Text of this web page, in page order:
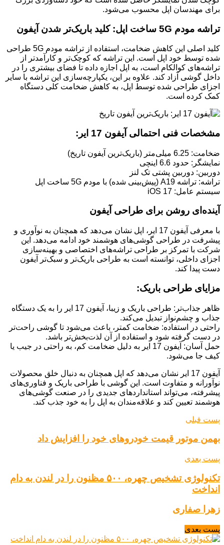
برای مهندسان اپل محسوب می‌شود.
تراشه مودم 5G ساخت اپل: کلید باریک‌تر شدن آیفون
کلید اصلی این کاهش ضخامت، استفاده از تراشه مودم 5G طراحی
شده توسط خود اپل است. این تراشه که کوچک‌تر و کارآمدتر از
تراشه‌های کوالکام است، به اپل اجازه داده تا فضای بیشتری را در
داخل گوشی آزاد کند. علاوه بر این، یکپارچه‌سازی این تراشه با سایر
اجزای طراحی شده توسط اپل، به کاهش ضخامت کلی دستگاه
کمک کرده است.
مشخصات فنی احتمالی آیفون 17 ایر:
ضخامت: 6.25 میلی‌متر (باریک‌ترین آیفون تاریخ)
نمایشگر: حدود 6.6 اینچی
دوربین: دوربین پشتی تک لنز
تراشه: تراشه A19 (پیش‌بینی شده) با مودم 5G ساخت اپل
سیستم عامل: iOS 17
آینده‌ای روشن برای طراحی آیفون
با معرفی آیفون 17 ایر، اپل نشان می‌دهد که همچنان به نوآوری و
پیشرفت در طراحی گوشی‌های هوشمند خود ادامه می‌دهد. این
شرکت با تمرکز بر طراحی تراشه‌های اختصاصی و بهینه‌سازی
اجزای داخلی، توانسته است به طراحی باریک‌تر و سبک‌تر آیفون
دست پیدا کند.
مزایای طراحی باریک:
ظاهر جذاب‌تر: طراحی باریک و زیبا، آیفون 17 ایر را به یک دستگاه
جذاب و چشم‌نواز تبدیل می‌کند.
راحتی در استفاده: ضخامت کمتر، باعث می‌شود تا گوشی راحت‌تر
در دست گرفته شود و استفاده از آن لذت‌بخش‌تر باشد.
حمل آسان: آیفون 17 ایر به دلیل ضخامت کم، به راحتی در جیب یا
کیف جا می‌شود.
آیفون 17 ایر نشان می‌دهد که اپل همچنان به دنبال خلق محصولات
نوآورانه و متفاوت است. این گوشی با طراحی باریک و فناوری‌های
پیشرفته، می‌تواند استانداردهای جدیدی را در صنعت گوشی‌های
هوشمند تعیین کند و علاقه‌مندان به اپل را به خود جذب کند.
پست قبلی
بهمن موتور قیمت خودروهای خود را افزایش داد
پست بعدی
تکنولوژی تشخیص چهره، ۵۰۰ مظنون را در لندن به دام
انداخت
زهرا صفاری
پست بعدی